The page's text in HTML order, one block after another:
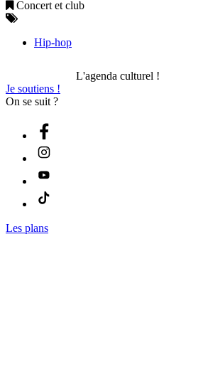
Concert et club
Hip-hop
L'agenda culturel !
Je soutiens !
On se suit ?
Les plans